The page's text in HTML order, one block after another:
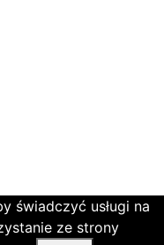
świadczyć usługi na
ze strony